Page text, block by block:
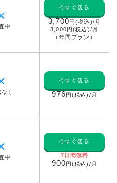
中
今すぐ観る
3,700 円(税込)/月
3,000円(税込)/月
（年間プラン）
し
今すぐ観る
976 円(税込)/月
中
今すぐ観る
7日間無料
900 円(税込)/月